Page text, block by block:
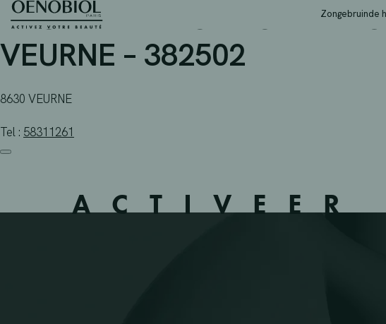
Skip
Zongebruinde
APOTHEEK MORLION –
VEURNE – 382502
8630 VEURNE
Tel : 58311261
ACTIVEER